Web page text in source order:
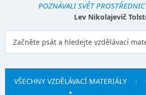
POZNÁVALI SVĚT
Lev Nikolajevič
VŠECHNY VZDĚLÁVACÍ MATERIÁLY